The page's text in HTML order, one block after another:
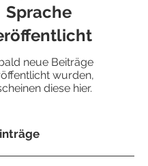
Sprache
neue Beiträge
wurden,
diese hier.